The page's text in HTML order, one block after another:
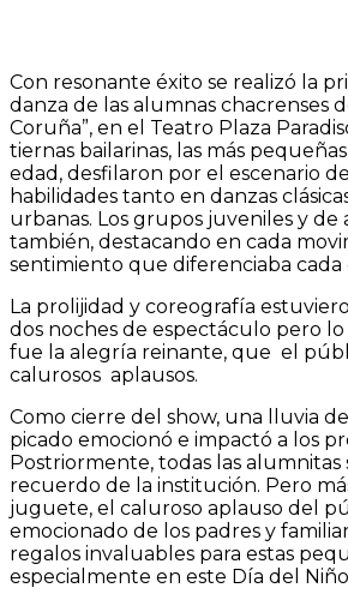
Con resonante éxito se realizó la
danza de las alumnas chacrenses
Coruña”, en el Teatro Plaza
tiernas bailarinas, las más
edad, desfilaron por el escenario
habilidades tanto en danzas
urbanas. Los grupos juveniles y
también, destacando en cada
sentimiento que diferenciaba cada
La prolijidad y coreografía
dos noches de espectáculo pero lo
fue la alegría reinante, que el
calurosos aplausos.
Como cierre del show, una lluvia
picado emocionó e impactó a los
Postriormente, todas las
recuerdo de la institución. Pero
juguete, el caluroso aplauso del
emocionado de los padres y
regalos invaluables para estas
especialmente en este Día del